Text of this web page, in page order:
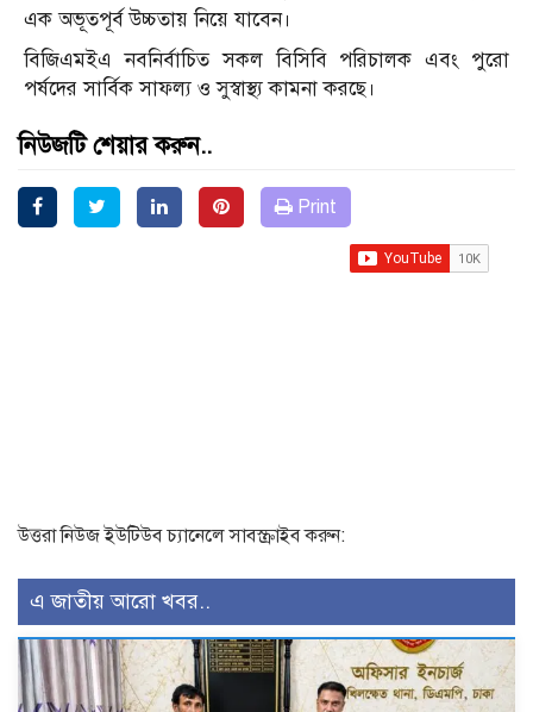
এক অভূতপূর্ব উচ্চতায় নিয়ে যাবেন।
বিজিএমইএ নবনির্বাচিত সকল বিসিবি পরিচালক এবং পুরো
পর্ষদের সার্বিক সাফল্য ও সুস্বাস্থ্য কামনা করছে।
নিউজটি শেয়ার করুন..
Print
উত্তরা নিউজ ইউটিউব চ্যানেলে সাবস্ক্রাইব করুন:
এ জাতীয় আরো খবর..